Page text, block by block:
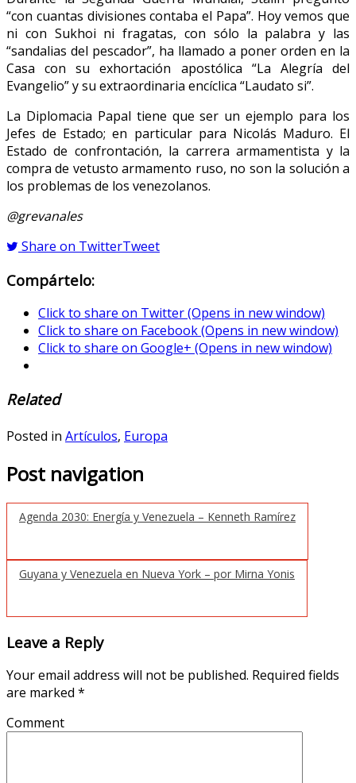
“con cuantas divisiones contaba el Papa”. Hoy vemos que
ni con Sukhoi ni fragatas, con sólo la palabra y las
“sandalias del pescador”, ha llamado a poner orden en la
Casa con su exhortación apostólica “La Alegría del
Evangelio” y su extraordinaria encíclica “Laudato si”.
La Diplomacia Papal tiene que ser un ejemplo para los
Jefes de Estado; en particular para Nicolás Maduro. El
Estado de confrontación, la carrera armamentista y la
compra de vetusto armamento ruso, no son la solución a
los problemas de los venezolanos.
@grevanales
Share on TwitterTweet
Compártelo:
Click to share on Twitter (Opens in new window)
Click to share on Facebook (Opens in new window)
Click to share on Google+ (Opens in new window)
Related
Posted in Artículos, Europa
Post navigation
Agenda 2030: Energía y Venezuela – Kenneth Ramírez
Guyana y Venezuela en Nueva York – por Mirna Yonis
Leave a Reply
Your email address will not be published. Required fields
are marked *
Comment